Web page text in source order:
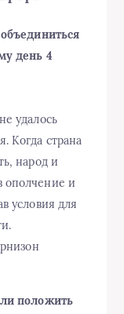
день 4
удалось
Когда страна
народ и
ополчение и
условия для
положить